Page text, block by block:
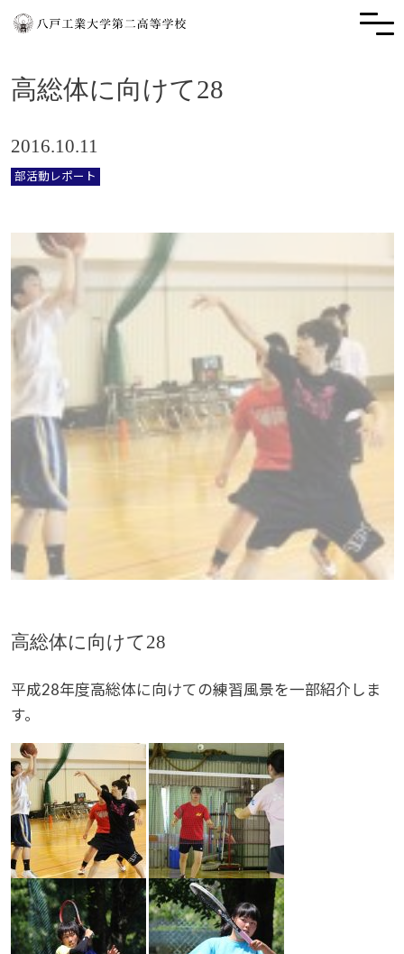
高総体に向けて28
2016.10.11
部活動レポート
高総体に向けて28
平成28年度高総体に向けての練習風景を一部紹介しま
す。